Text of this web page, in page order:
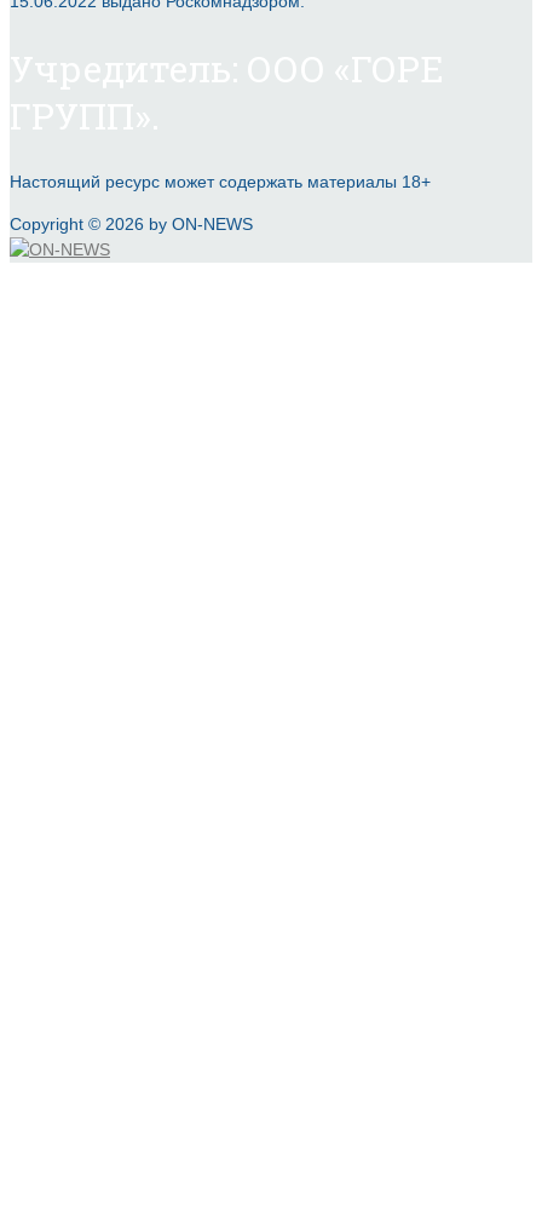
Настоящий ресурс может содержать материалы 18+
Copyright © 2026 by ON-NEWS